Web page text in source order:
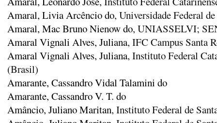
Amaral, Livia Arcêncio do, Universidade Federal
Amaral, Mac Bruno Nienow do, UNIASSELVI;
Amaral Vignali Alves, Juliana, IFC Campus Santa
Amaral Vignali Alves, Juliana, Instituto Federal
(Brasil)
Amarante, Cassandro Vidal Talamini do
Amarante, Cassandro V. T. do
Amâncio, Juliano Maritan, Instituto Federal de